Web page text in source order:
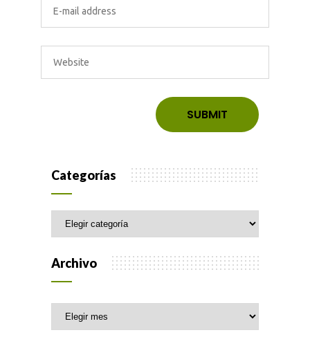
Categorías
Categorías
Archivo
Archivo